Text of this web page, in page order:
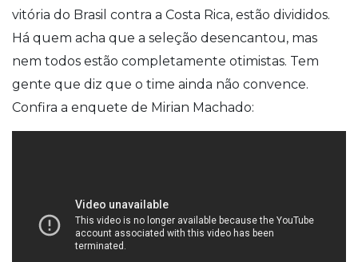
vitória do Brasil contra a Costa Rica, estão divididos.
Há quem acha que a seleção desencantou, mas
nem todos estão completamente otimistas. Tem
gente que diz que o time ainda não convence.
Confira a enquete de Mirian Machado: